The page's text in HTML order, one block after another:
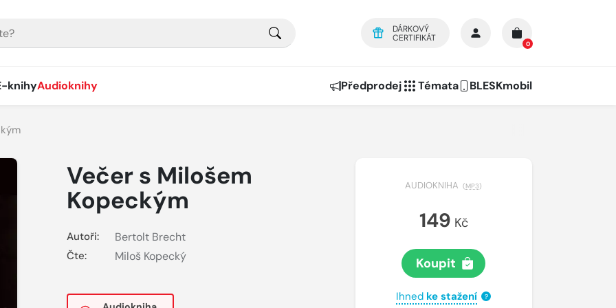
DÁRKOVÝ
CERTIFIKÁT
0
knihyAudioknihy Předprodej Témata BLESKmobil
Večer s Milošem
Kopeckým
Autoři: Bertolt Brecht
Čte: Miloš Kopecký
AUDIOKNIHA (MP3)
149 Kč
Koupit
Ihned ke stažení ?